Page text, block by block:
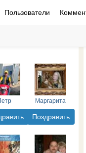
Пользователи
Маргарита
Поздравить